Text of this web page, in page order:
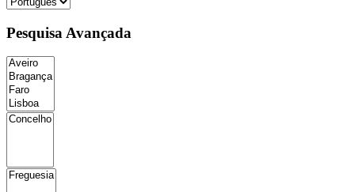
Pesquisa Avançada